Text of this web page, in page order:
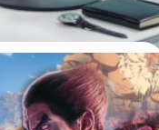
ดือนมกราคม 2024